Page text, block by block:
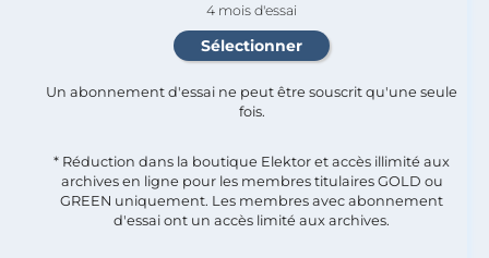
4 mois d'essai
Un abonnement d'essai ne peut être souscrit qu'une seule
fois.​
* Réduction dans la boutique Elektor et accès illimité aux
archives en ligne pour les membres titulaires GOLD ou
GREEN uniquement. Les membres avec abonnement
d'essai ont un accès limité aux archives.